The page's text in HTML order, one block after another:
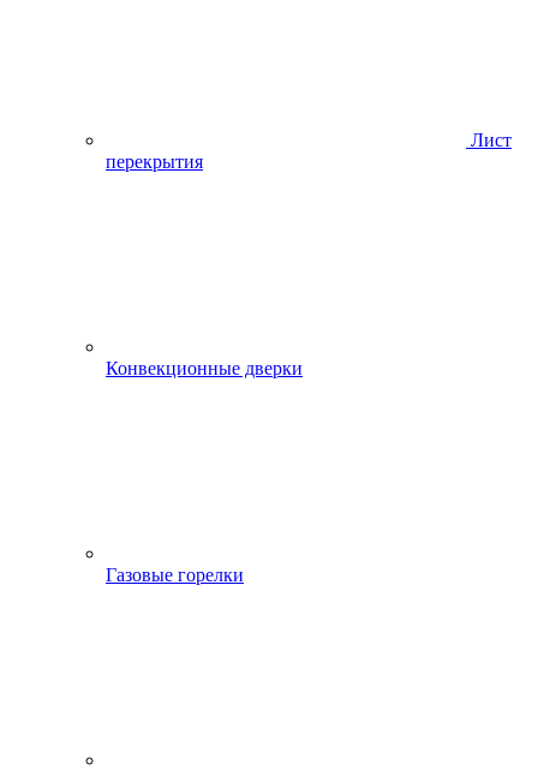
Лист
перекрытия
Конвекционные дверки
Газовые горелки